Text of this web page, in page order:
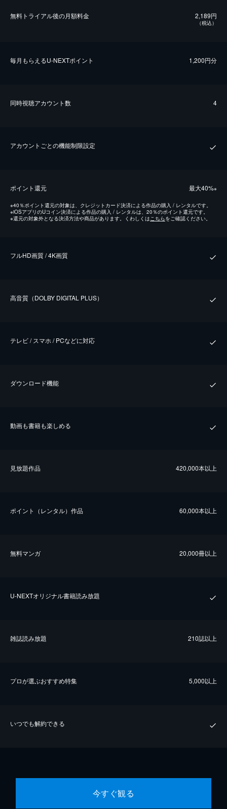
無料トライアル後の⽉額料金 2,189円
（税込）
毎⽉もらえるU-NEXTポイント 1,200円分
同時視聴アカウント数 4
アカウントごとの機能制限設定
ポイント還元 最⼤40%※
※40％ポイント還元の対象は、クレジットカード決済による作品の購入 / レンタルです。
※iOSアプリのUコイン決済による作品の購入 / レンタルは、20％のポイント還元です。
※還元の対象外となる決済方法や商品があります。くわしくはこちらをご確認ください。
フルHD画質 / 4K画質
⾼⾳質（DOLBY DIGITAL PLUS）
テレビ / スマホ / PCなどに対応
ダウンロード機能
動画も書籍も楽しめる
⾒放題作品 420,000本以上
ポイント（レンタル）作品 60,000本以上
無料マンガ 20,000冊以上
U-NEXTオリジナル書籍読み放題
雑誌読み放題 210誌以上
プロが選ぶおすすめ特集 5,000以上
いつでも解約できる
今すぐ観る